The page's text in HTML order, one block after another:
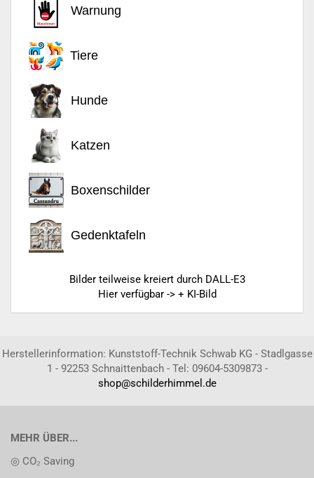
Warnung
Tiere
Hunde
Katzen
Boxenschilder
Gedenktafeln
Bilder teilweise kreiert durch DALL-E3
Hier verfügbar -> + KI-Bild
Herstellerinformation: Kunststoff-Technik Schwab KG - Stadlgasse
1 - 92253 Schnaittenbach - Tel: 09604-5309873 -
shop@schilderhimmel.de
MEHR ÜBER...
◎ CO₂ Saving